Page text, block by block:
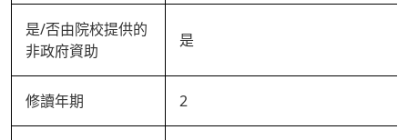
是/否由院校提供的
非政府資助
是
修讀年期 2